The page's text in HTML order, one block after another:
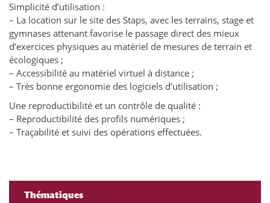
Simplicité d’utilisation :
– La location sur le site des Staps, avec les terrains, stage et
gymnases attenant favorise le passage direct des mieux
d’exercices physiques au matériel de mesures de terrain et
écologiques ;
– Accessibilité au matériel virtuel à distance ;
– Très bonne ergonomie des logiciels d’utilisation ;
Une reproductibilité et un contrôle de qualité :
– Reproductibilité des profils numériques ;
– Traçabilité et suivi des opérations effectuées.
Thématiques